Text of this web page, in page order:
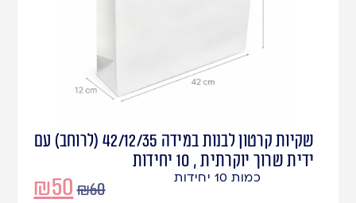
שקיות קרטון לבנות במידה 42/12/35 (לרוחב) עם
ידית שרוך יוקרתית , 10 יחידות
₪60
₪50 כמות 10 יחידות